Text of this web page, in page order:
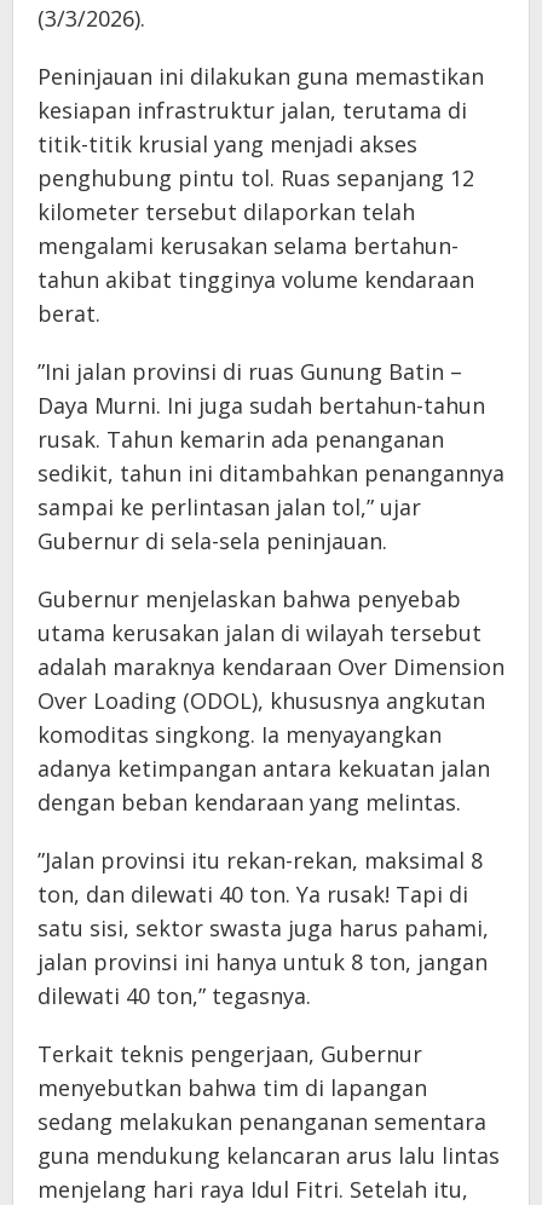
(3/3/2026).
​Peninjauan ini dilakukan guna memastikan
kesiapan infrastruktur jalan, terutama di
titik-titik krusial yang menjadi akses
penghubung pintu tol. Ruas sepanjang 12
kilometer tersebut dilaporkan telah
mengalami kerusakan selama bertahun-
tahun akibat tingginya volume kendaraan
berat.
​”Ini jalan provinsi di ruas Gunung Batin –
Daya Murni. Ini juga sudah bertahun-tahun
rusak. Tahun kemarin ada penanganan
sedikit, tahun ini ditambahkan penangannya
sampai ke perlintasan jalan tol,” ujar
Gubernur di sela-sela peninjauan.
​Gubernur menjelaskan bahwa penyebab
utama kerusakan jalan di wilayah tersebut
adalah maraknya kendaraan Over Dimension
Over Loading (ODOL), khususnya angkutan
komoditas singkong. Ia menyayangkan
adanya ketimpangan antara kekuatan jalan
dengan beban kendaraan yang melintas.
​”Jalan provinsi itu rekan-rekan, maksimal 8
ton, dan dilewati 40 ton. Ya rusak! Tapi di
satu sisi, sektor swasta juga harus pahami,
jalan provinsi ini hanya untuk 8 ton, jangan
dilewati 40 ton,” tegasnya.
​Terkait teknis pengerjaan, Gubernur
menyebutkan bahwa tim di lapangan
sedang melakukan penanganan sementara
guna mendukung kelancaran arus lalu lintas
menjelang hari raya Idul Fitri. Setelah itu,